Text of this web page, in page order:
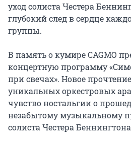
уход солиста Честера
глубокий след в сердце
группы.
В память о кумире CAGMO
концертную программу
при свечах». Новое
уникальных оркестровых
чувство ностальгии о
незабытому музыкальному
солиста Честера